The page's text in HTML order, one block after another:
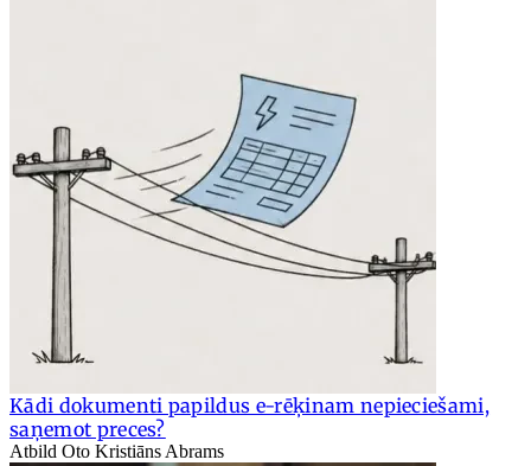
Kādi dokumenti papildus e-rēķinam nepieciešami,
saņemot preces?
Atbild Oto Kristiāns Abrams